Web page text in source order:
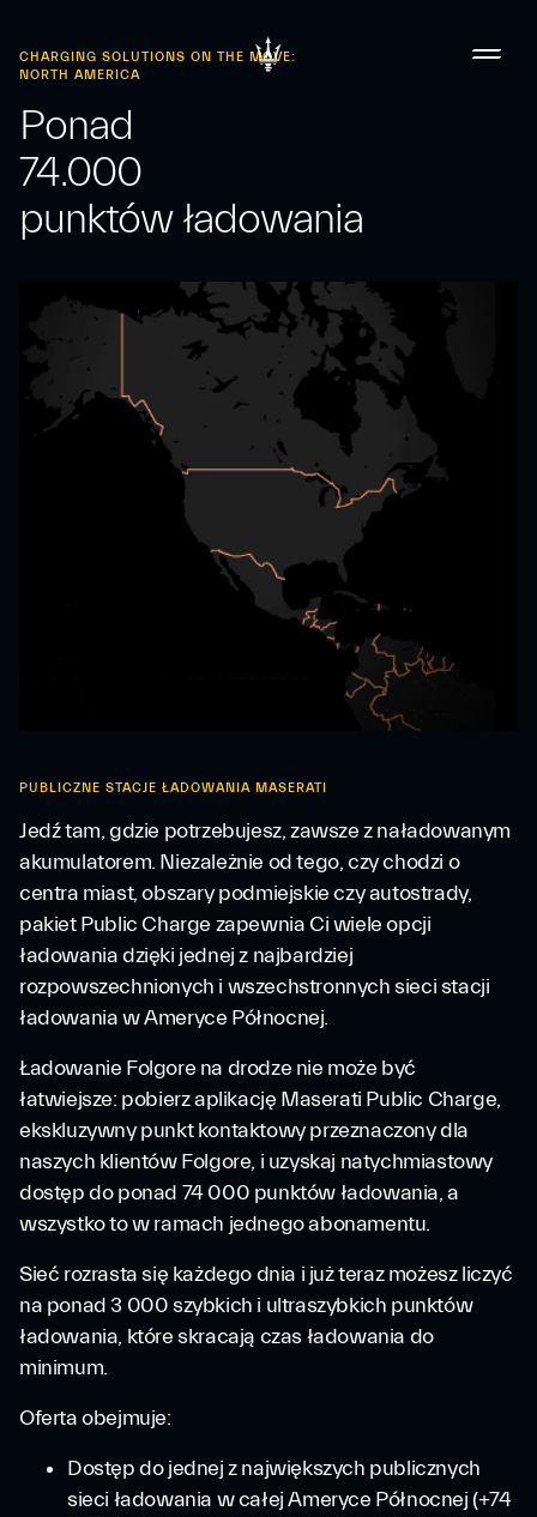
CHARGING SOLUTIONS ON THE MOVE:
NORTH AMERICA
Ponad
74.000
punktów ładowania
PUBLICZNE STACJE ŁADOWANIA MASERATI
Jedź tam, gdzie potrzebujesz, zawsze z naładowanym
akumulatorem. Niezależnie od tego, czy chodzi o
centra miast, obszary podmiejskie czy autostrady,
pakiet Public Charge zapewnia Ci wiele opcji
ładowania dzięki jednej z najbardziej
rozpowszechnionych i wszechstronnych sieci stacji
ładowania w Ameryce Północnej.
Ładowanie Folgore na drodze nie może być
łatwiejsze: pobierz aplikację Maserati Public Charge,
ekskluzywny punkt kontaktowy przeznaczony dla
naszych klientów Folgore, i uzyskaj natychmiastowy
dostęp do ponad 74 000 punktów ładowania, a
wszystko to w ramach jednego abonamentu.
Sieć rozrasta się każdego dnia i już teraz możesz liczyć
na ponad 3 000 szybkich i ultraszybkich punktów
ładowania, które skracają czas ładowania do
minimum.
Oferta obejmuje:
Dostęp do jednej z największych publicznych
sieci ładowania w całej Ameryce Północnej (+74